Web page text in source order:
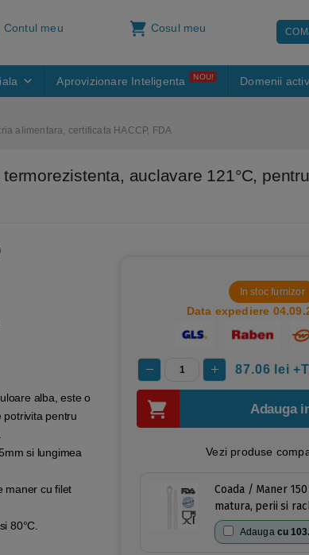
Contul meu Cosul meu
Aprovizionare Inteligenta NOU! Domenii
alimentara, certificata HACCP, FDA
auclavare 121°C,
alba, este o
pentru
si lungimea
maner cu filet
80°C.
In stoc furnizor
Data expediere
87.06 lei
Adauga
Vezi produse
Coada / Maner 150 cm, alba, pentru
matura, perii si
plastic si fibra de
la 100 °C,
Adaugacu